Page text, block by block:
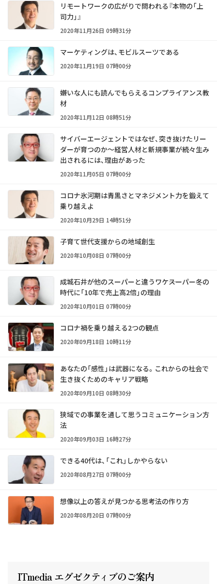
リモートワークの広がりで問われる『本物の「上
司力」』
2020年11月26日 09時31分
マーケティングは、モビルスーツである
2020年11月19日 07時00分
嫌いな人にも読んでもらえるコンプライアンス教
材
2020年11月12日 08時51分
サイバーエージェントではなぜ、突き抜けたリー
ダーが育つのか～経営人材と新規事業が続々生み
出されるには、理由があった
2020年11月05日 07時00分
コロナ氷河期は青黒さとマネジメント力を鍛えて
乗り越えよ
2020年10月29日 14時51分
子育て世代支援からの地域創生
2020年10月08日 07時00分
成城石井が他のスーパーと違うワケ――スーパー冬の
時代に「10年で売上高2倍」の理由
2020年10月01日 07時00分
コロナ禍を乗り越える2つの観点
2020年09月18日 10時11分
あなたの「感性」は武器になる。これからの社会で
生き抜くためのキャリア戦略
2020年09月10日 08時30分
狭域での事業を通して思うコミュニケーション方
法
2020年09月03日 16時27分
できる40代は、「これ」しかやらない
2020年08月27日 07時00分
想像以上の答えが見つかる思考法の作り方
2020年08月20日 07時00分
ITmedia エグゼクティ ブのご案内